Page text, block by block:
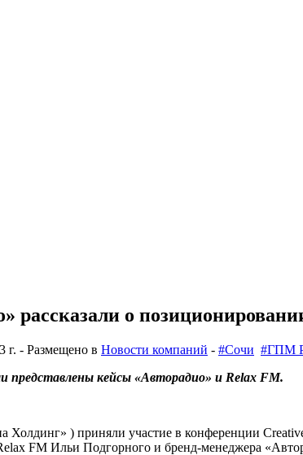
о
г. - Размещено в Новости компаний - #Сочи #ГПМ
кейсы «Авторадио» и Relax FM.
Холдинг» ) приняли участие в конференции
FM Ильи Подгорного и бренд-менеджера